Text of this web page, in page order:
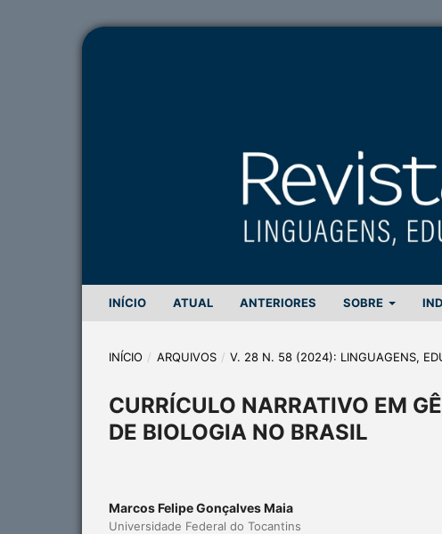
INÍCIO ATUAL ANTERIORES SOBRE
INÍCIO / ARQUIVOS / V. 28 N. 58 (2024): LINGUAGENS,
CURRÍCULO NARRATIVO EM
DE BIOLOGIA NO BRASIL
Marcos Felipe Gonçalves Maia
Universidade Federal do Tocantins